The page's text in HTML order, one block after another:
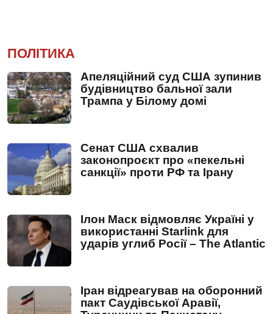
ПОЛІТИКА
Апеляційний суд США зупинив
будівництво бальної зали
Трампа у Білому домі
Сенат США схвалив
законопроєкт про «пекельні
санкції» проти РФ та Ірану
Ілон Маск відмовляє Україні у
використанні Starlink для
ударів углиб Росії – The Atlantic
Іран відреагував на оборонний
пакт Саудівської Аравії,